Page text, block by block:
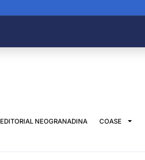
EDITORIAL NEOGRANADINA COASE